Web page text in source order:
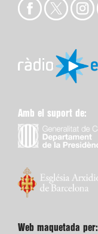
Amb el suport de:
Web maquetada per: